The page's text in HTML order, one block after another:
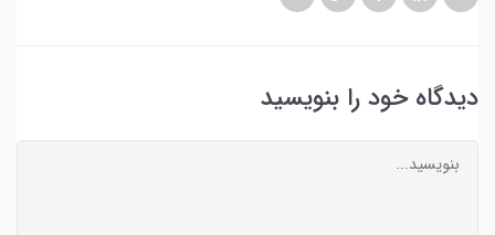
دیدگاه خود را بنویسید